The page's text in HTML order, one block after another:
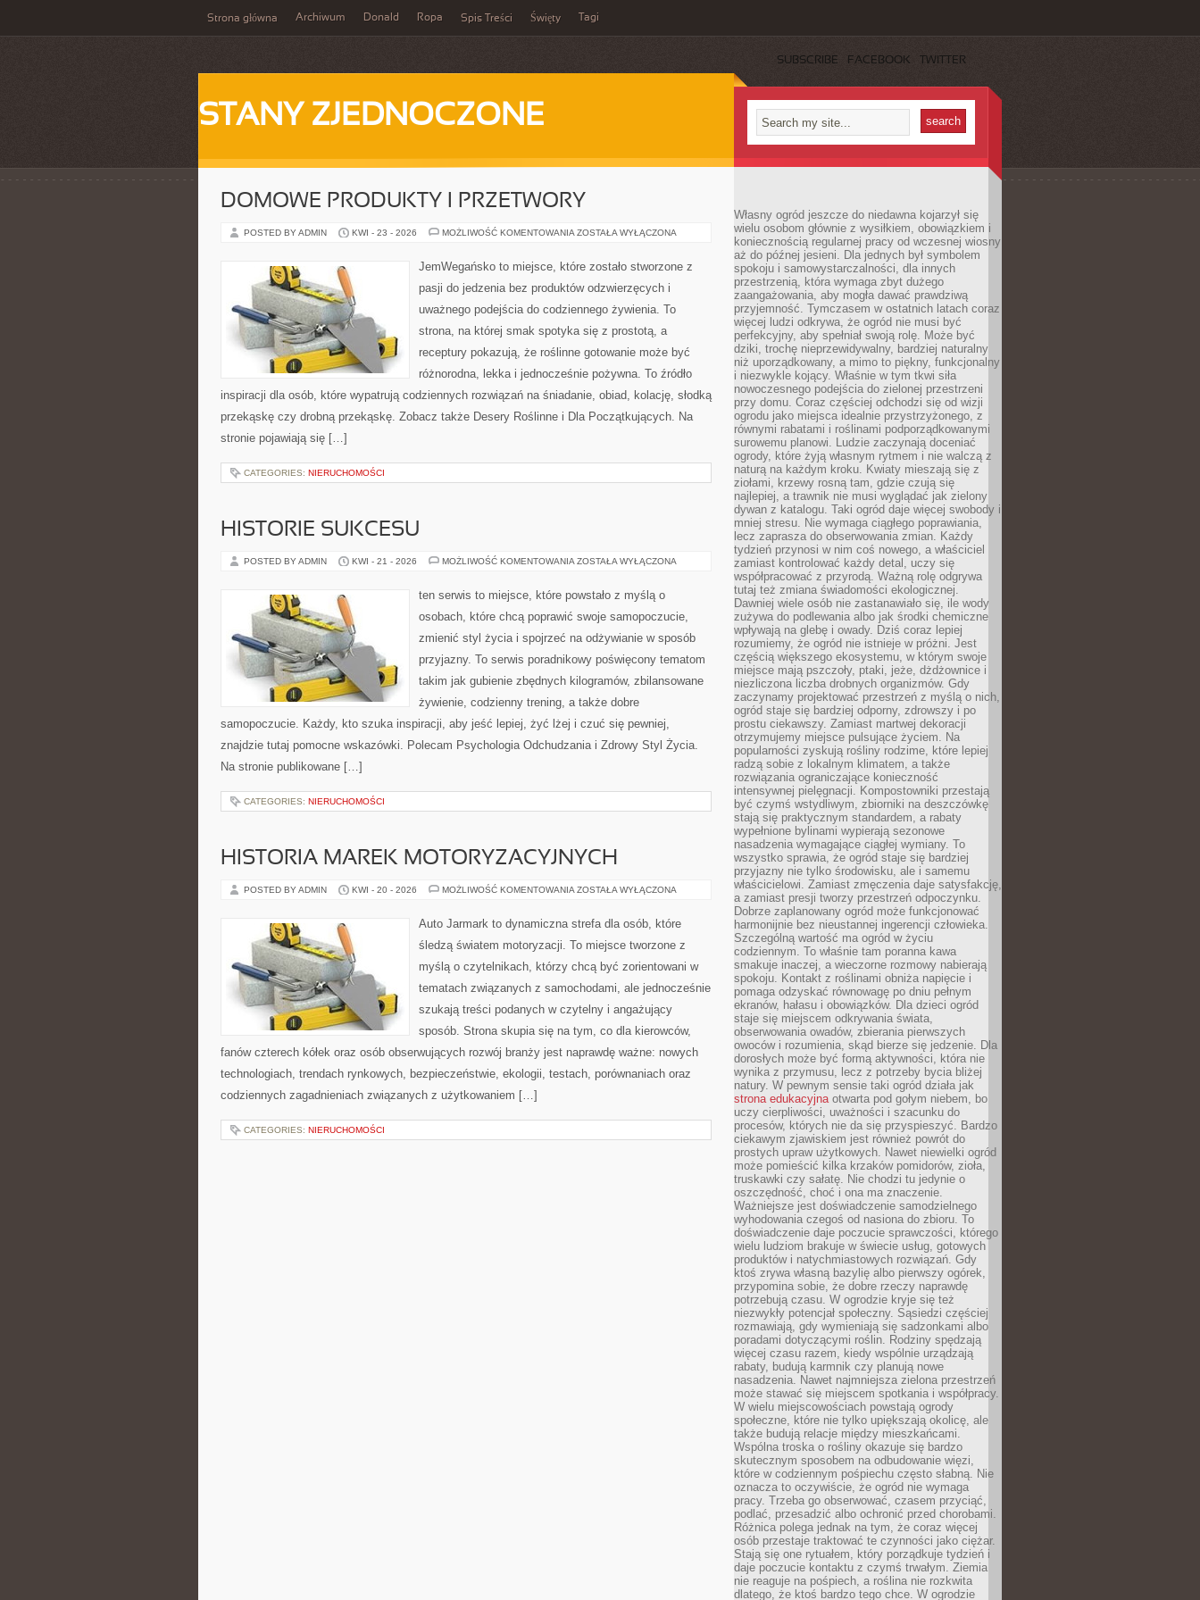
Strona główna Archiwum Donald Ropa Spis Treści Święty Tagi
SUBSCRIBE FACEBOOK TWITTER
STANY ZJEDNOCZONE
DOMOWE PRODUKTY I PRZETWORY
POSTED BY ADMIN KWI - 23 - 2026 MOŻLIWOŚĆ KOMENTOWANIA DOMOWE
PRZETWORY
ZOSTAŁA WYŁĄCZONA
JemWegańsko to miejsce, które zostało stworzone z
pasji do jedzenia bez produktów odzwierzęcych i
uważnego podejścia do codziennego żywienia. To
strona, na której smak spotyka się z prostotą, a
receptury pokazują, że roślinne gotowanie może być
różnorodna, lekka i jednocześnie pożywna. To źródło
inspiracji dla osób, które wypatrują codziennych rozwiązań na śniadanie, obiad, kolację, słodką
przekąskę czy drobną przekąskę. Zobacz także Desery Roślinne i Dla Początkujących. Na
stronie pojawiają się […]
CATEGORIES: NIERUCHOMOŚCI
HISTORIE SUKCESU
POSTED BY ADMIN KWI - 21 - 2026 MOŻLIWOŚĆ KOMENTOWANIA HISTORIE
ZOSTAŁA WYŁĄCZONA
ten serwis to miejsce, które powstało z myślą o
osobach, które chcą poprawić swoje samopoczucie,
zmienić styl życia i spojrzeć na odżywianie w sposób
przyjazny. To serwis poradnikowy poświęcony tematom
takim jak gubienie zbędnych kilogramów, zbilansowane
żywienie, codzienny trening, a także dobre
samopoczucie. Każdy, kto szuka inspiracji, aby jeść lepiej, żyć lżej i czuć się pewniej,
znajdzie tutaj pomocne wskazówki. Polecam Psychologia Odchudzania i Zdrowy Styl Życia.
Na stronie publikowane […]
CATEGORIES: NIERUCHOMOŚCI
HISTORIA MAREK MOTORYZACYJNYCH
POSTED BY ADMIN KWI - 20 - 2026 MOŻLIWOŚĆ KOMENTOWANIA HISTORIA
ZOSTAŁA WYŁĄCZONA
Auto Jarmark to dynamiczna strefa dla osób, które
śledzą światem motoryzacji. To miejsce tworzone z
myślą o czytelnikach, którzy chcą być zorientowani w
tematach związanych z samochodami, ale jednocześnie
szukają treści podanych w czytelny i angażujący
sposób. Strona skupia się na tym, co dla kierowców,
fanów czterech kółek oraz osób obserwujących rozwój branży jest naprawdę ważne: nowych
technologiach, trendach rynkowych, bezpieczeństwie, ekologii, testach, porównaniach oraz
codziennych zagadnieniach związanych z użytkowaniem […]
CATEGORIES: NIERUCHOMOŚCI
Własny ogród jeszcze do niedawna kojarzył się
wielu osobom głównie z wysiłkiem, obowiązkiem i
koniecznością regularnej pracy od wczesnej wiosny
aż do późnej jesieni. Dla jednych był symbolem
spokoju i samowystarczalności, dla innych
przestrzenią, która wymaga zbyt dużego
zaangażowania, aby mogła dawać prawdziwą
przyjemność. Tymczasem w ostatnich latach coraz
więcej ludzi odkrywa, że ogród nie musi być
perfekcyjny, aby spełniał swoją rolę. Może być
dziki, trochę nieprzewidywalny, bardziej naturalny
niż uporządkowany, a mimo to piękny, funkcjonalny
i niezwykle kojący. Właśnie w tym tkwi siła
nowoczesnego podejścia do zielonej przestrzeni
przy domu. Coraz częściej odchodzi się od wizji
ogrodu jako miejsca idealnie przystrzyżonego, z
równymi rabatami i roślinami podporządkowanymi
surowemu planowi. Ludzie zaczynają doceniać
ogrody, które żyją własnym rytmem i nie walczą z
naturą na każdym kroku. Kwiaty mieszają się z
ziołami, krzewy rosną tam, gdzie czują się
najlepiej, a trawnik nie musi wyglądać jak zielony
dywan z katalogu. Taki ogród daje więcej swobody i
mniej stresu. Nie wymaga ciągłego poprawiania,
lecz zaprasza do obserwowania zmian. Każdy
tydzień przynosi w nim coś nowego, a właściciel
zamiast kontrolować każdy detal, uczy się
współpracować z przyrodą. Ważną rolę odgrywa
tutaj też zmiana świadomości ekologicznej.
Dawniej wiele osób nie zastanawiało się, ile wody
zużywa do podlewania albo jak środki chemiczne
wpływają na glebę i owady. Dziś coraz lepiej
rozumiemy, że ogród nie istnieje w próżni. Jest
częścią większego ekosystemu, w którym swoje
miejsce mają pszczoły, ptaki, jeże, dżdżownice i
niezliczona liczba drobnych organizmów. Gdy
zaczynamy projektować przestrzeń z myślą o nich,
ogród staje się bardziej odporny, zdrowszy i po
prostu ciekawszy. Zamiast martwej dekoracji
otrzymujemy miejsce pulsujące życiem. Na
popularności zyskują rośliny rodzime, które lepiej
radzą sobie z lokalnym klimatem, a także
rozwiązania ograniczające konieczność
intensywnej pielęgnacji. Kompostowniki przestają
być czymś wstydliwym, zbiorniki na deszczówkę
stają się praktycznym standardem, a rabaty
wypełnione bylinami wypierają sezonowe
nasadzenia wymagające ciągłej wymiany. To
wszystko sprawia, że ogród staje się bardziej
przyjazny nie tylko środowisku, ale i samemu
właścicielowi. Zamiast zmęczenia daje satysfakcję,
a zamiast presji tworzy przestrzeń odpoczynku.
Dobrze zaplanowany ogród może funkcjonować
harmonijnie bez nieustannej ingerencji człowieka.
Szczególną wartość ma ogród w życiu
codziennym. To właśnie tam poranna kawa
smakuje inaczej, a wieczorne rozmowy nabierają
spokoju. Kontakt z roślinami obniża napięcie i
pomaga odzyskać równowagę po dniu pełnym
ekranów, hałasu i obowiązków. Dla dzieci ogród
staje się miejscem odkrywania świata,
obserwowania owadów, zbierania pierwszych
owoców i rozumienia, skąd bierze się jedzenie. Dla
dorosłych może być formą aktywności, która nie
wynika z przymusu, lecz z potrzeby bycia bliżej
natury. W pewnym sensie taki ogród działa jak
strona edukacyjnaotwarta pod gołym niebem, bo
uczy cierpliwości, uważności i szacunku do
procesów, których nie da się przyspieszyć. Bardzo
ciekawym zjawiskiem jest również powrót do
prostych upraw użytkowych. Nawet niewielki ogród
może pomieścić kilka krzaków pomidorów, zioła,
truskawki czy sałatę. Nie chodzi tu jedynie o
oszczędność, choć i ona ma znaczenie.
Ważniejsze jest doświadczenie samodzielnego
wyhodowania czegoś od nasiona do zbioru. To
doświadczenie daje poczucie sprawczości, którego
wielu ludziom brakuje w świecie usług, gotowych
produktów i natychmiastowych rozwiązań. Gdy
ktoś zrywa własną bazylię albo pierwszy ogórek,
przypomina sobie, że dobre rzeczy naprawdę
potrzebują czasu. W ogrodzie kryje się też
niezwykły potencjał społeczny. Sąsiedzi częściej
rozmawiają, gdy wymieniają się sadzonkami albo
poradami dotyczącymi roślin. Rodziny spędzają
więcej czasu razem, kiedy wspólnie urządzają
rabaty, budują karmnik czy planują nowe
nasadzenia. Nawet najmniejsza zielona przestrzeń
może stawać się miejscem spotkania i współpracy.
W wielu miejscowościach powstają ogrody
społeczne, które nie tylko upiększają okolicę, ale
także budują relacje między mieszkańcami.
Wspólna troska o rośliny okazuje się bardzo
skutecznym sposobem na odbudowanie więzi,
które w codziennym pośpiechu często słabną. Nie
oznacza to oczywiście, że ogród nie wymaga
pracy. Trzeba go obserwować, czasem przyciąć,
podlać, przesadzić albo ochronić przed chorobami.
Różnica polega jednak na tym, że coraz więcej
osób przestaje traktować te czynności jako ciężar.
Stają się one rytuałem, który porządkuje tydzień i
daje poczucie kontaktu z czymś trwałym. Ziemia
nie reaguje na pośpiech, a roślina nie rozkwita
dlatego, że ktoś bardzo tego chce. W ogrodzie